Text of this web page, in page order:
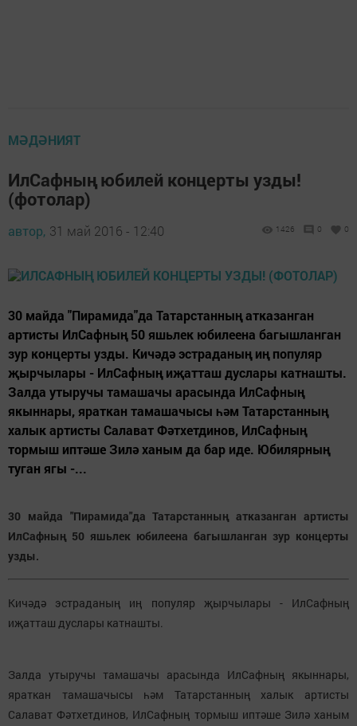
МӘДӘНИЯТ
ИлСафның юбилей концерты узды!
(фотолар)
автор, 31 май 2016 - 12:40 1426 0 0
30 майда "Пирамида"да Татарстанның атказанган
артисты ИлСафның 50 яшьлек юбилеена багышланган
зур концерты узды. Кичәдә эстраданың иң популяр
җырчылары - ИлСафның иҗатташ дуслары катнашты.
Залда утыручы тамашачы арасында ИлСафның
якыннары, яраткан тамашачысы һәм Татарстанның
халык артисты Салават Фәтхетдинов, ИлСафның
тормыш иптәше Зилә ханым да бар иде. Юбилярның
туган ягы -...
30 майда "Пирамида"да Татарстанның атказанган артисты
ИлСафның 50 яшьлек юбилеена багышланган зур концерты
узды.
Кичәдә эстраданың иң популяр җырчылары - ИлСафның
иҗатташ дуслары катнашты.
Залда утыручы тамашачы арасында ИлСафның якыннары,
яраткан тамашачысы һәм Татарстанның халык артисты
Салават Фәтхетдинов, ИлСафның тормыш иптәше Зилә ханым